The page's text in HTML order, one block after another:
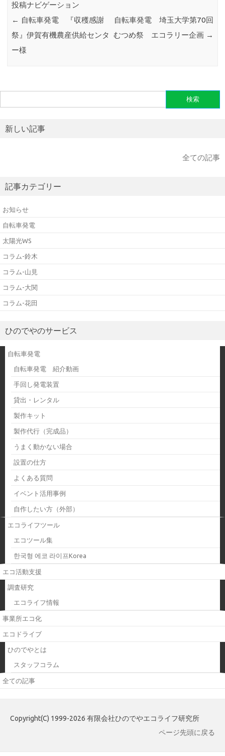
投稿ナビゲーション
← 自転車発電 『収穫感謝
祭』伊賀有機農産供給センタ
ー様
自転車発電 埼玉大学第70回
むつめ祭 エコラリー企画 →
索:
新しい記事
全ての記事
記事カテゴリー
お知らせ
自転車発電
太陽光WS
コラム-鈴木
コラム-山見
コラム-大関
コラム-花田
ひのでやのサービス
自転車発電
自転車発電 紹介動画
手回し発電装置
貸出・レンタル
製作キット
製作代行（完成品）
うまく動かない場合
設置の仕方
よくある質問
イベント活用事例
自作したい方（外部）
エコライフツール
エコツール集
한국형 에코 라이프Korea
エコ活動支援
調査研究
エコライフ情報
事業所エコ化
エコドライブ
ひのでやとは
スタッフコラム
全ての記事
Copyright(C) 1999-2026 有限会社ひのでやエコライフ研究所
ページ先頭に戻る